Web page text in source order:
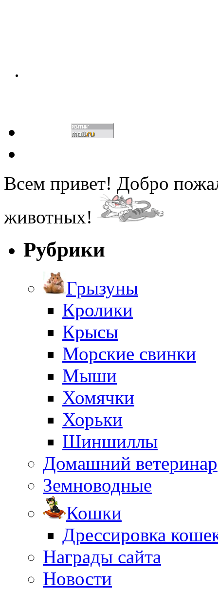
Всем привет! Добро
животных!
Рубрики
Грызуны
Кролики
Крысы
Морские свинки
Мыши
Хомячки
Хорьки
Шиншиллы
Домашний ветеринар
Земноводные
Кошки
Дрессировка
Награды сайта
Новости